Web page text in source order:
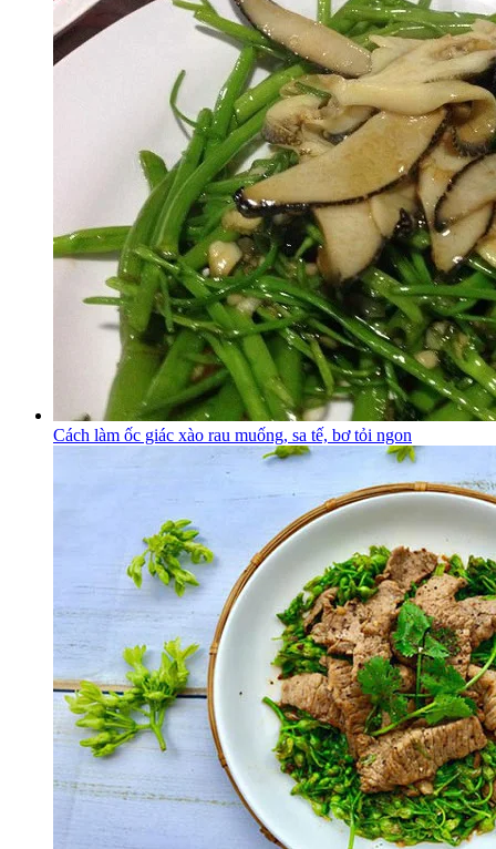
Cách làm ốc giác xào rau muống, sa tế, bơ tỏi ngon